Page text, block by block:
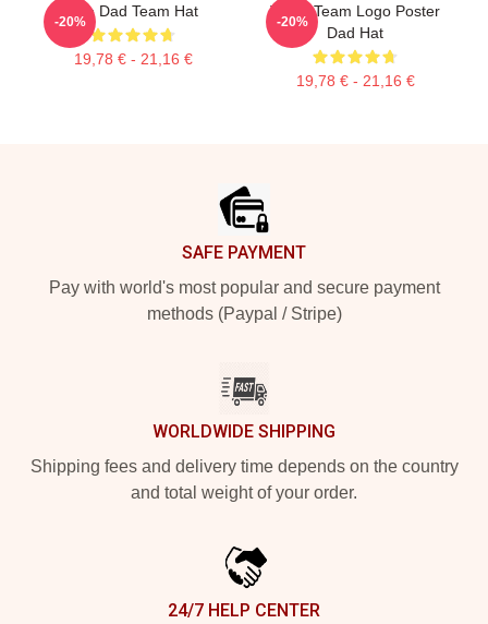
The Dad Team Hat
19,78 € - 21,16 €
-20%
The A Team Logo Poster
Dad Hat
19,78 € - 21,16 €
-20%
SAFE PAYMENT
Pay with world's most popular and secure payment
methods (Paypal / Stripe)
WORLDWIDE SHIPPING
Shipping fees and delivery time depends on the country
and total weight of your order.
24/7 HELP CENTER